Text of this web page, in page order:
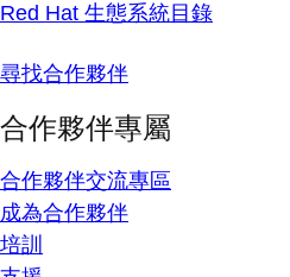
Red Hat 生態系統目錄
尋找合作夥伴
合作夥伴專屬
合作夥伴交流專區
成為合作夥伴
培訓